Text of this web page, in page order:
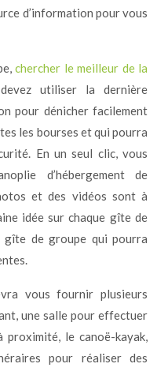
d’information pour vous
chercher le meilleur de la
utiliser la dernière
pour dénicher facilement
les bourses et qui pourra
En un seul clic, vous
d’hébergement de
et des vidéos sont à
idée sur chaque gîte de
de groupe qui pourra
vous fournir plusieurs
une salle pour effectuer
proximité, le canoë-kayak,
pour réaliser des